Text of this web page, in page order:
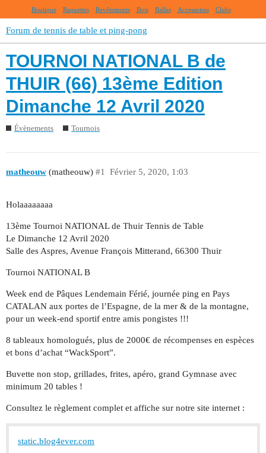
Boutique Raquettes Revêtements Bois Balles Accessoires Clubs
Forum de tennis de table et ping-pong
TOURNOI NATIONAL B de
THUIR (66) 13ème Edition
Dimanche 12 Avril 2020
Évènements Tournois
matheouw (matheouw) Février 5, 2020, 1:03
#1
Holaaaaaaaa
13ème Tournoi NATIONAL de Thuir Tennis de Table
Le Dimanche 12 Avril 2020
Salle des Aspres, Avenue François Mitterand, 66300 Thuir
Tournoi NATIONAL B
Week end de Pâques Lendemain Férié, journée ping en Pays
CATALAN aux portes de l’Espagne, de la mer & de la montagne,
pour un week-end sportif entre amis pongistes !!!
8 tableaux homologués, plus de 2000€ de récompenses en espèces
et bons d’achat “WackSport”.
Buvette non stop, grillades, frites, apéro, grand Gymnase avec
minimum 20 tables !
Consultez le règlement complet et affiche sur notre site internet :
static.blog4ever.com